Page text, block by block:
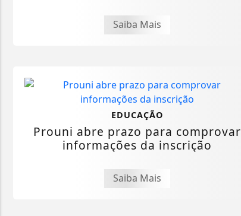
Saiba Mais
EDUCAÇÃO
Prouni abre prazo para comprovar
informações da inscrição
Saiba Mais